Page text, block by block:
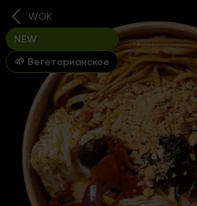
WOK
NEW
🌱 Вегетарианское